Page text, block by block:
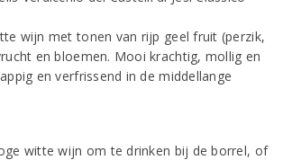
wijn met tonen van rijp geel fruit (perzik,
en bloemen. Mooi krachtig, mollig en
en verfrissend in de middellange
witte wijn om te drinken bij de borrel, of